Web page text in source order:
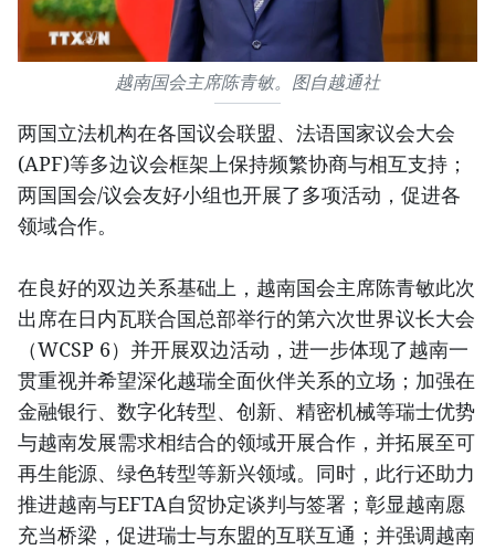
越南国会主席陈青敏。图自越通社
两国立法机构在各国议会联盟、法语国家议会大会
(APF)等多边议会框架上保持频繁协商与相互支持；
两国国会/议会友好小组也开展了多项活动，促进各
领域合作。
在良好的双边关系基础上，越南国会主席陈青敏此次
出席在日内瓦联合国总部举行的第六次世界议长大会
（WCSP 6）并开展双边活动，进一步体现了越南一
贯重视并希望深化越瑞全面伙伴关系的立场；加强在
金融银行、数字化转型、创新、精密机械等瑞士优势
与越南发展需求相结合的领域开展合作，并拓展至可
再生能源、绿色转型等新兴领域。同时，此行还助力
推进越南与EFTA自贸协定谈判与签署；彰显越南愿
充当桥梁，促进瑞士与东盟的互联互通；并强调越南